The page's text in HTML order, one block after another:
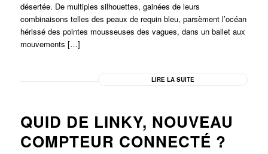
désertée. De multiples silhouettes, gainées de leurs
combinaisons telles des peaux de requin bleu, parsèment l’océan
hérissé des pointes mousseuses des vagues, dans un ballet aux
mouvements […]
LIRE LA SUITE
QUID DE LINKY, NOUVEAU
COMPTEUR CONNECTÉ ?